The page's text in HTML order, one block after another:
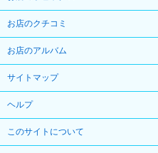
お店のクチコミ
お店のアルバム
サイトマップ
ヘルプ
このサイトについて